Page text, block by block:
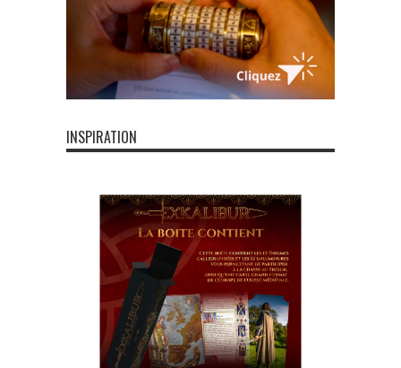
INSPIRATION